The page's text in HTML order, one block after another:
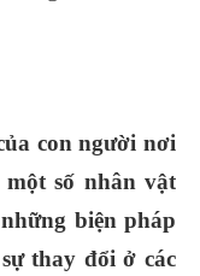
con người nơi
một số nhân vật
biện pháp
thay đổi ở các